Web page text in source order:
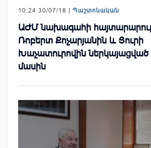
10:24 30/07/18 | Պաշտոնական
ԱԺՄ նախագահի
Ռոբերտ Քոչարյանին և Յուրի
Խաչատուրովին
մասին